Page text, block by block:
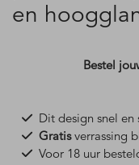
en
Bestel
Dit design snel
Gratisverrassing
Voor 18 uur